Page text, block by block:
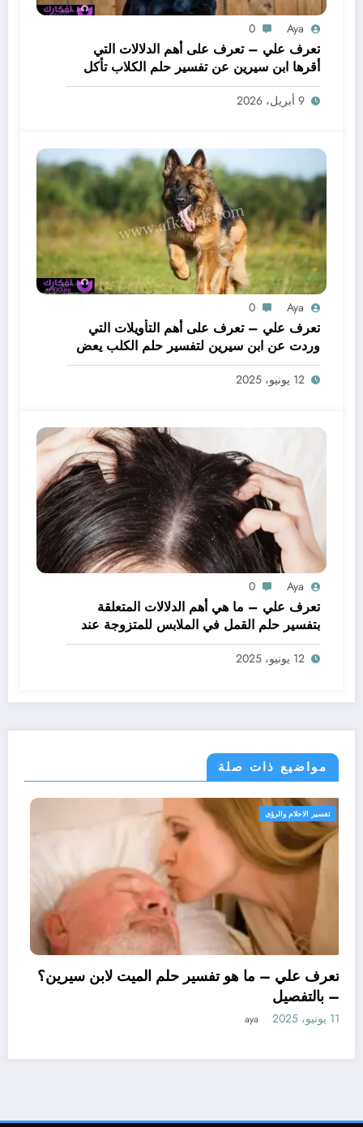
Aya
0
تعرف علي – تعرف على أهم الدلالات التي
أقرها ابن سيرين عن تفسير حلم الكلاب تأكل
لحم – بالتفصيل
9 أبريل، 2026
Aya
0
تعرف علي – تعرف على أهم التأويلات التي
وردت عن ابن سيرين لتفسير حلم الكلب يعض
يدي – بالتفصيل
12 يونيو، 2025
Aya
0
تعرف علي – ما هي أهم الدلالات المتعلقة
بتفسير حلم القمل في الملابس للمتزوجة عند
ابن سيرين؟ – بالتفصيل
12 يونيو، 2025
مواضيع ذات صلة
تفسير الاحلام والرؤى
تعرف علي – ما هو تفسير حلم الميت
11 يونيو، 2025 حلم